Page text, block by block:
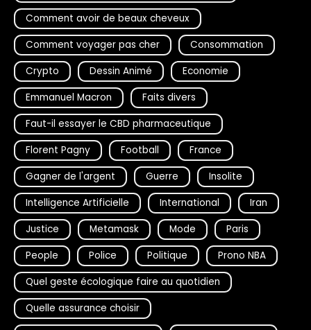
Comment avoir de beaux cheveux
Comment voyager pas cher
Consommation
Crypto
Dessin Animé
Economie
Emmanuel Macron
Faits divers
Faut-il essayer le CBD pharmaceutique
Florent Pagny
Football
France
Gagner de l'argent
Guerre
Insolite
Intelligence Artificielle
International
Iran
Justice
Metamask Mode
Paris
People
Police Politique
Prono NBA
Quel geste écologique faire au quotidien
Quelle assurance choisir